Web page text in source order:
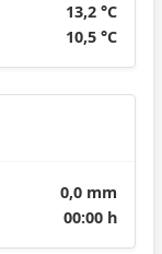
13,2 °C
10,5 °C
0,0 mm
00:00 h